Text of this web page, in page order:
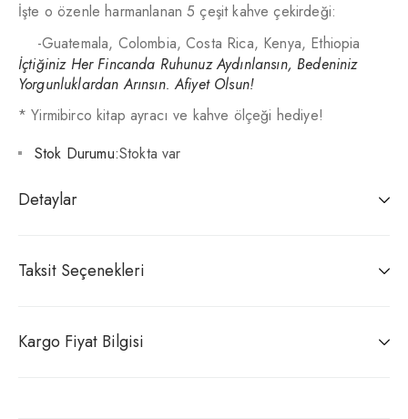
İşte o özenle harmanlanan 5 çeşit kahve çekirdeği:
-Guatemala, Colombia, Costa Rica, Kenya, Ethiopia
İçtiğiniz Her Fincanda Ruhunuz Aydınlansın, Bedeniniz
Yorgunluklardan Arınsın. Afiyet Olsun!
* Yirmibirco kitap ayracı ve kahve ölçeği hediye!
Stok Durumu:Stokta var
Detaylar
Taksit Seçenekleri
Kargo Fiyat Bilgisi